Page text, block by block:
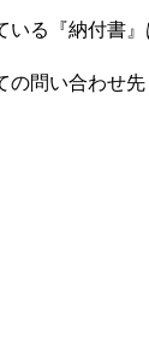
る『納付書』
問い合わせ